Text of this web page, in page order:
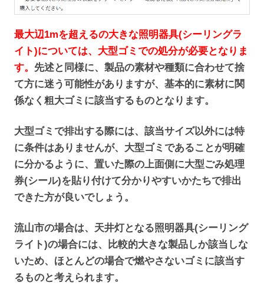
最大辺1mを超えるの大きな照明器具(シーリングラ
イト)については、大型ゴミでの処分が必要となりま
す。 先述と同様に、製品の素材や種類に合わせて捨
て方に迷う可能性がありますが、基本的に素材に関
係なく粗大ゴミに該当するものとなります。
大型ゴミで排出する際には、該当サイズ以外には特
に条件はありませんが、大型ゴミであることが明確
に分かるように、置いた際の上面側に大型ごみ処理
券(シール)を貼り付けて分かりやすいかたちで排出
できた方が良いでしょう。
流山市の場合は、天井灯となる照明器具(シーリング
ライト)の場合には、比較的大きな製品しか該当しな
いため、ほとんどの場合で燃やさないゴミに該当す
るものと考えられます。